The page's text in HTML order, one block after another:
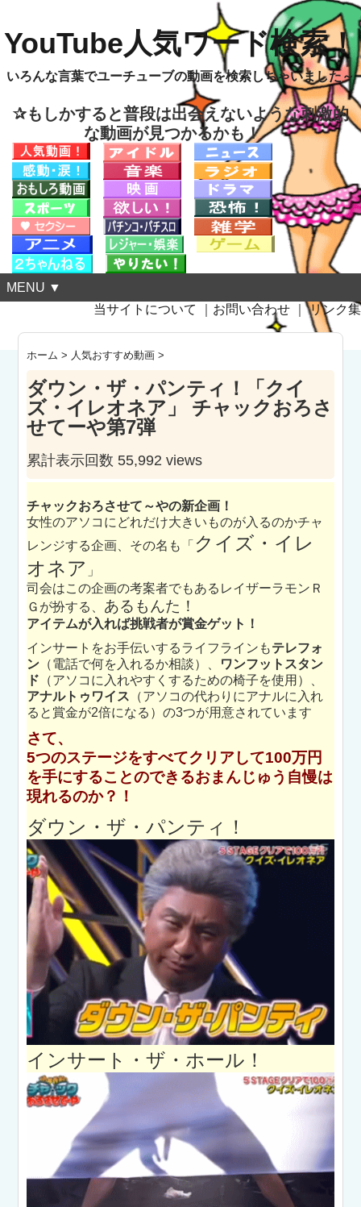
YouTube人気ワード検索！
いろんな言葉でユーチューブの動画を検索しちゃいました～
✰もしかすると普段は出会えないような刺激的
な動画が見つかるかも！
MENU ▼
当サイトについて
お問い合わせ ｜リンク集
ホーム > 人気おすすめ動画 >
ダウン・ザ・パンティ！「クイ
ズ・イレオネア」 チャックおろさ
せてーや第7弾
累計表示回数 55,992 views
チャックおろさせて～やの新企画！
女性のアソコにどれだけ大きいものが入るのかチャ
レンジする企画、その名も「 クイズ・イレ
オネア 」
司会はこの企画の考案者でもあるレイザーラモンＲ
Ｇが扮する、 あるもんた！
アイテムが入れば挑戦者が賞金ゲット！
インサートをお手伝いするライフラインもテレフォ
ン （電話で何を入れるか相談）、 ワンフットスタン
ド （アソコに入れやすくするための椅子を使用）、
アナルトゥワイス （アソコの代わりにアナルに入れ
ると賞金が2倍になる）の3つが用意されています
さて、
5つのステージをすべてクリアして100万円
を手にすることのできるおまんじゅう自慢は
現れるのか？！
ダウン・ザ・パンティ！
インサート・ザ・ホール！